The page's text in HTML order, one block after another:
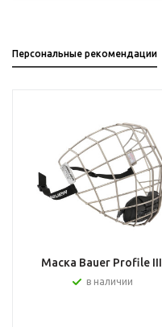
Персональные рекомендации
Маска Bauer Profile III
в наличии